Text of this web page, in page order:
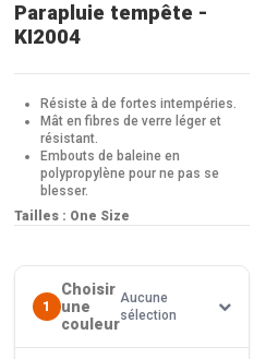
Parapluie tempête -
KI2004
Résiste à de fortes intempéries.
Mât en fibres de verre léger et
résistant.
Embouts de baleine en
polypropylène pour ne pas se
blesser.
Tailles : One Size
1
Choisir
une
couleur
Aucune
sélection